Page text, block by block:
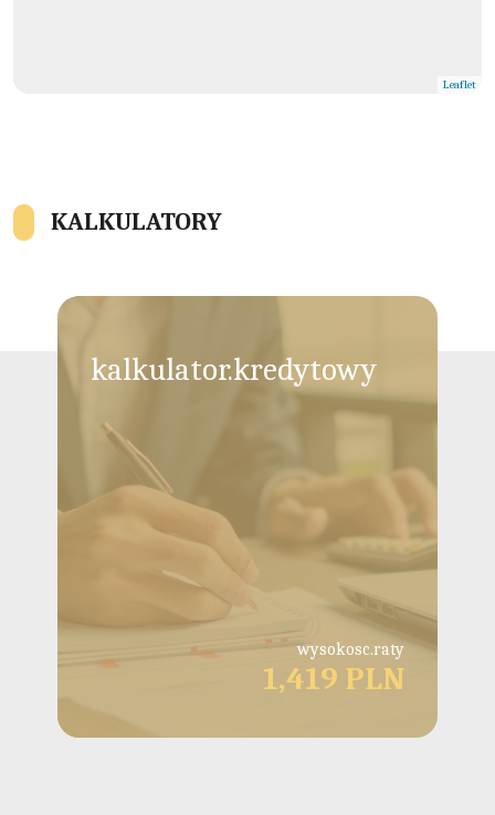
Leaflet
KALKULATORY
kalkulator.kredytowy
wysokosc.raty
1,419 PLN